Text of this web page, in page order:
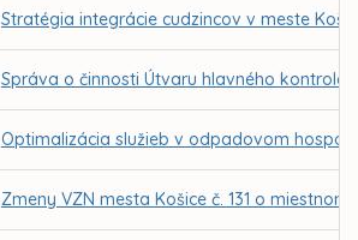
Stratégia integrácie cudzincov v meste
Správa o činnosti Útvaru hlavného
Optimalizácia služieb v odpadovom
Zmeny VZN mesta Košice č. 131 o